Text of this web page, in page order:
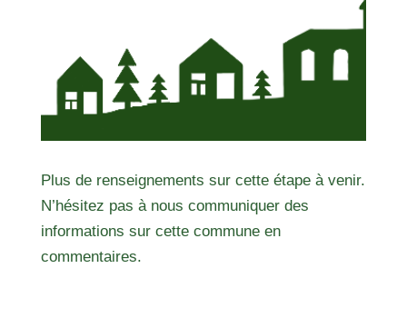
Plus de renseignements sur cette étape à venir.
N’hésitez pas à nous communiquer des
informations sur cette commune en
commentaires.